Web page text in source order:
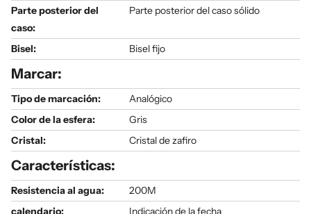
Parte posterior del
caso:
Parte posterior del caso sólido
Bisel: Bisel fijo
Marcar:
Tipo de marcación:
Analógico
Color de la esfera:
Gris
Cristal:
Cristal de zafiro
Características:
Resistencia al agua:
200M
calendario:
Indicación de la fecha